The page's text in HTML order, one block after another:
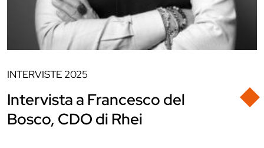
INTERVISTE 2025
Intervista a Francesco del
Bosco, CDO di Rhei